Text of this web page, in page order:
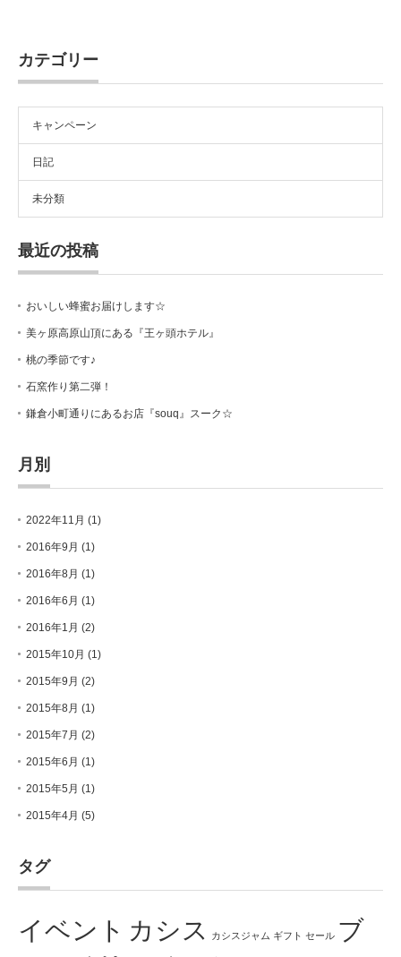
カテゴリー
キャンペーン
日記
未分類
最近の投稿
おいしい蜂蜜お届けします☆
美ヶ原高原山頂にある『王ヶ頭ホテル』
桃の季節です♪
石窯作り第二弾！
鎌倉小町通りにあるお店『souq』スーク☆
月別
2022年11月 (1)
2016年9月 (1)
2016年8月 (1)
2016年6月 (1)
2016年1月 (2)
2015年10月 (1)
2015年9月 (2)
2015年8月 (1)
2015年7月 (2)
2015年6月 (1)
2015年5月 (1)
2015年4月 (5)
タグ
イベント カシス カシスジャム ギフト セール ブ